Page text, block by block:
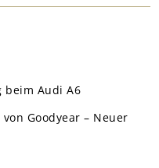
beim Audi A6
Goodyear – Neuer